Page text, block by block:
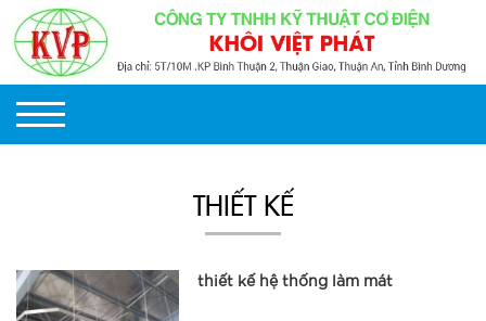
THIẾT KẾ
thiết kế hệ thống làm mát